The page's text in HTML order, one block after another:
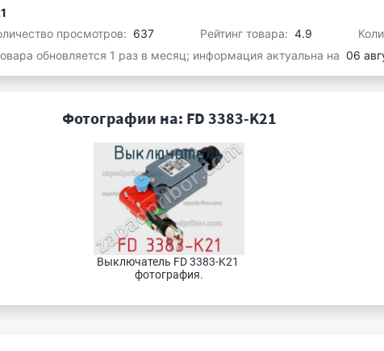
просмотров: 637 Рейтинг товара: 4.9
обновляется 1 раз в месяц; информация актуальна на 06
Фотографии на: FD 3383-K21
Выключатель FD 3383-K21
фотография.